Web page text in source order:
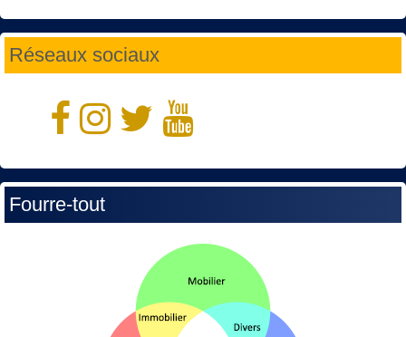
Réseaux sociaux
Fourre-tout